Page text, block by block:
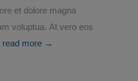
et dolore magna
voluptua. At vero eos
read more →